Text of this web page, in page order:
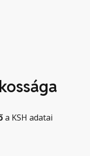
a KSH adatai